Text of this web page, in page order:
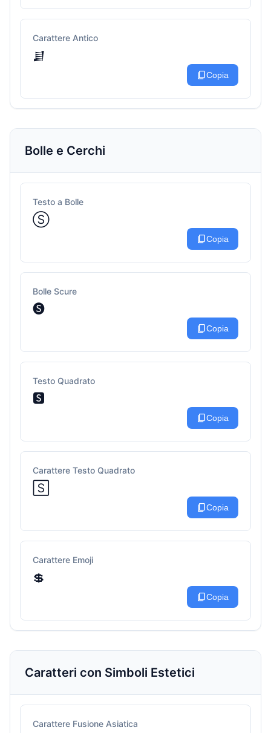
Carattere Antico
𒋗
content_copyCopia
Bolle e Cerchi
Testo a Bolle
Ⓢ
content_copyCopia
Bolle Scure
🅢
content_copyCopia
Testo Quadrato
🆂
content_copyCopia
Carattere Testo Quadrato
🅂
content_copyCopia
Carattere Emoji
💲
content_copyCopia
Caratteri con Simboli Estetici
Carattere Fusione Asiatica